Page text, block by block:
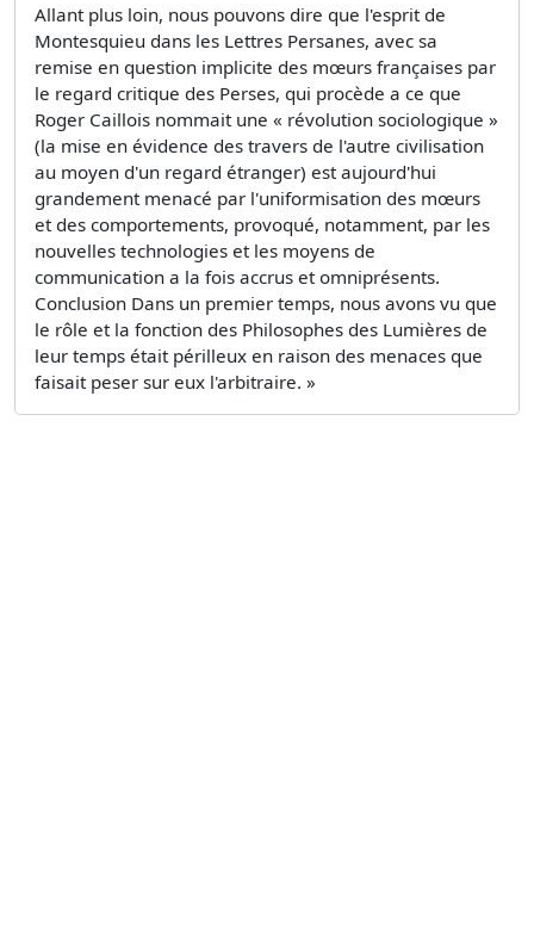
Allant plus loin, nous pouvons dire que l'esprit de
Montesquieu dans les Lettres Persanes, avec sa
remise en question implicite des mœurs françaises par
le regard critique des Perses, qui procède a ce que
Roger Caillois nommait une « révolution sociologique »
(la mise en évidence des travers de l'autre civilisation
au moyen d'un regard étranger) est aujourd'hui
grandement menacé par l'uniformisation des mœurs
et des comportements, provoqué, notamment, par les
nouvelles technologies et les moyens de
communication a la fois accrus et omniprésents.
Conclusion Dans un premier temps, nous avons vu que
le rôle et la fonction des Philosophes des Lumières de
leur temps était périlleux en raison des menaces que
faisait peser sur eux l'arbitraire. »